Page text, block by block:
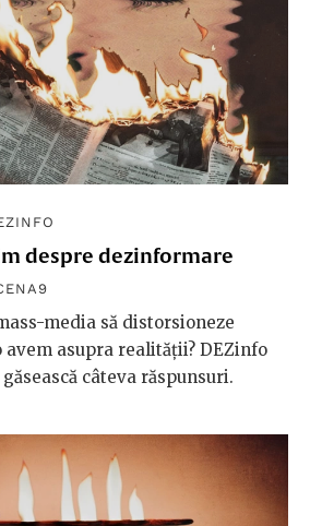
despre dezinformare
media să distorsioneze
avem asupra realității? DEZinfo
câteva răspunsuri.